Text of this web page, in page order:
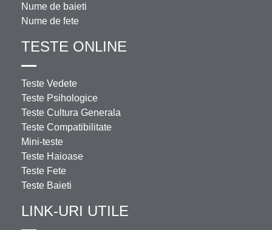
Nume de baieti
Nume de fete
TESTE ONLINE
Teste Vedete
Teste Psihologice
Teste Cultura Generala
Teste Compatibilitate
Mini-teste
Teste Haioase
Teste Fete
Teste Baieti
LINK-URI UTILE